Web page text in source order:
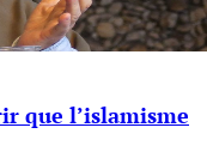
que l’islamisme